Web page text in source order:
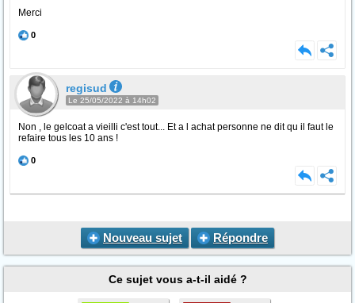
Merci
0
regisud
Le 25/05/2022 à 14h02
Non , le gelcoat a vieilli c'est tout... Et a l achat personne ne dit qu il faut le
refaire tous les 10 ans !
0
Nouveau sujet Répondre
Ce sujet vous a-t-il aidé ?